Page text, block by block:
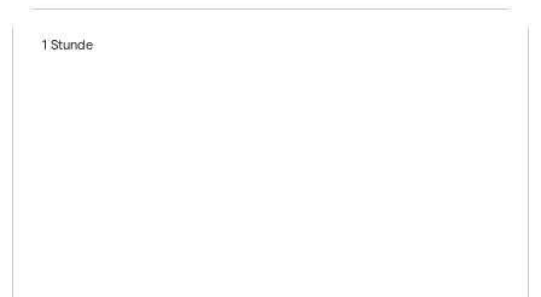
1 Stunde